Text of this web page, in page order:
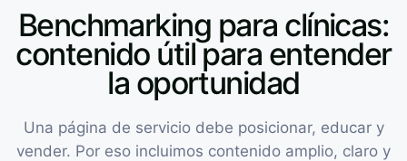
Benchmarking para clínicas:
contenido útil para entender
la oportunidad
Una página de servicio debe posicionar, educar y
vender. Por eso incluimos contenido amplio, claro y